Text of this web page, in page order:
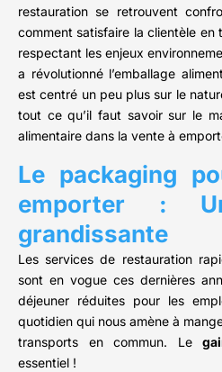
restauration se retrouvent
comment satisfaire la clientèle
respectant les enjeux
a révolutionné l’emballage
est centré un peu plus sur le
tout ce qu’il faut savoir sur le
alimentaire dans la vente à
Le packaging
emporter :
grandissante
Les services de restauration
sont en vogue ces dernières
déjeuner réduites pour les
quotidien qui nous amène à
transports en commun. Le
essentiel !